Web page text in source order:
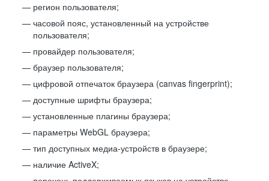
регион пользователя;
часовой пояс, установленный на устройстве
пользователя;
провайдер пользователя;
браузер пользователя;
цифровой отпечаток браузера (canvas fingerprint);
доступные шрифты браузера;
установленные плагины браузера;
параметры WebGL браузера;
тип доступных медиа-устройств в браузере;
наличие ActiveX;